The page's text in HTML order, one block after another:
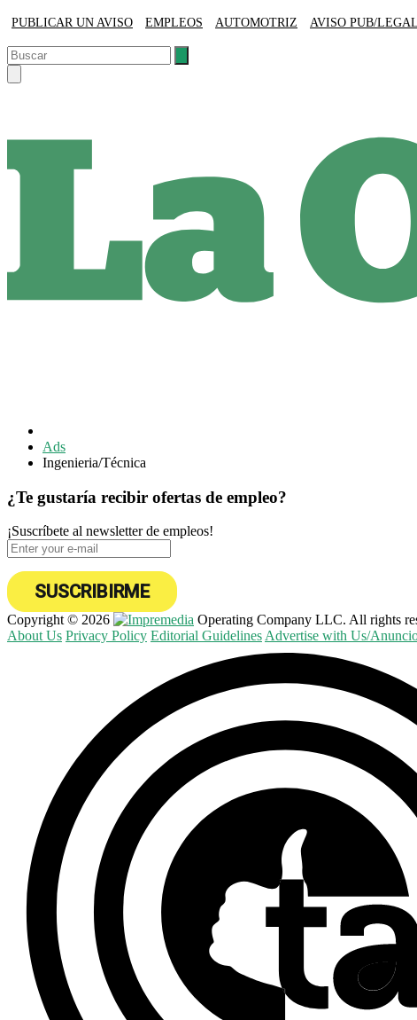
PUBLICAR UN AVISO EMPLEOS AUTOMOTRIZ AVISO PUB/
Ads
Ingenieria/Técnica
¿Te gustaría recibir ofertas de empleo?
¡Suscríbete al newsletter de empleos!
SUSCRIBIRME
Copyright © 2026
Operating Company LLC. All rights
About Us Privacy Policy Editorial Guidelines Advertise with Us/